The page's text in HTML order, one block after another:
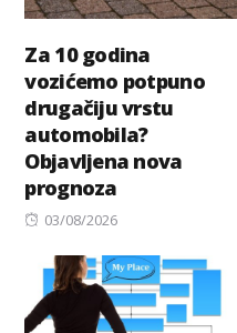
Za 10 godina
vozićemo potpuno
drugačiju vrstu
automobila?
Objavljena nova
prognoza
Posted
03/08/2026